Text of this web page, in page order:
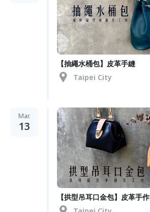
【抽繩水桶包】皮革手縫
Taipei City
Mar.
13
【拱型吊耳口金包】皮革手作